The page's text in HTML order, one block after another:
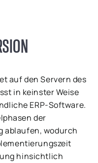
auf den Servern des
in keinster Weise
ERP-Software.
der
ablaufen, wodurch
hinsichtlich